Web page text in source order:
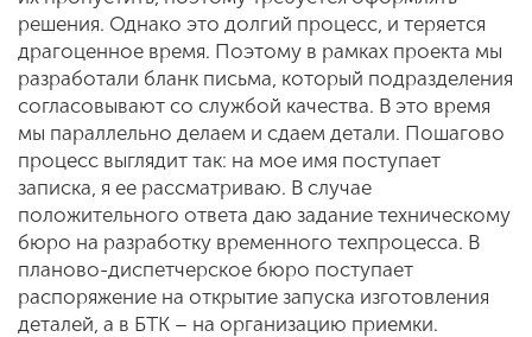
решения. Однако это долгий процесс, и теряется
драгоценное время. Поэтому в рамках проекта мы
разработали бланк письма, который подразделения
согласовывают со службой качества. В это время
мы параллельно делаем и сдаем детали. Пошагово
процесс выглядит так: на мое имя поступает
записка, я ее рассматриваю. В случае
положительного ответа даю задание техническому
бюро на разработку временного техпроцесса. В
планово-диспетчерское бюро поступает
распоряжение на открытие запуска изготовления
деталей, а в БТК – на организацию приемки.